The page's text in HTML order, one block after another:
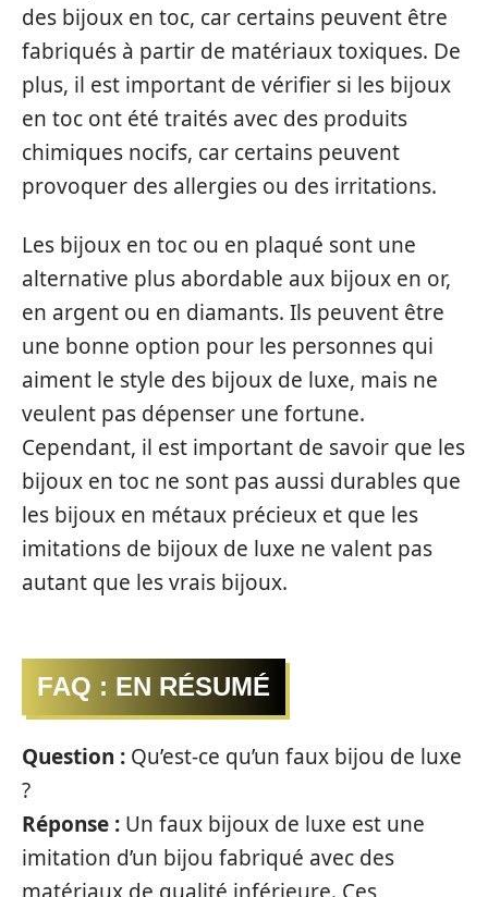
des bijoux en toc, car certains peuvent être
fabriqués à partir de matériaux toxiques. De
plus, il est important de vérifier si les bijoux
en toc ont été traités avec des produits
chimiques nocifs, car certains peuvent
provoquer des allergies ou des irritations.
Les bijoux en toc ou en plaqué sont une
alternative plus abordable aux bijoux en or,
en argent ou en diamants. Ils peuvent être
une bonne option pour les personnes qui
aiment le style des bijoux de luxe, mais ne
veulent pas dépenser une fortune.
Cependant, il est important de savoir que les
bijoux en toc ne sont pas aussi durables que
les bijoux en métaux précieux et que les
imitations de bijoux de luxe ne valent pas
autant que les vrais bijoux.
FAQ : EN RÉSUMÉ
Question : Qu’est-ce qu’un faux bijou de luxe
?
Réponse : Un faux bijoux de luxe est une
imitation d’un bijou fabriqué avec des